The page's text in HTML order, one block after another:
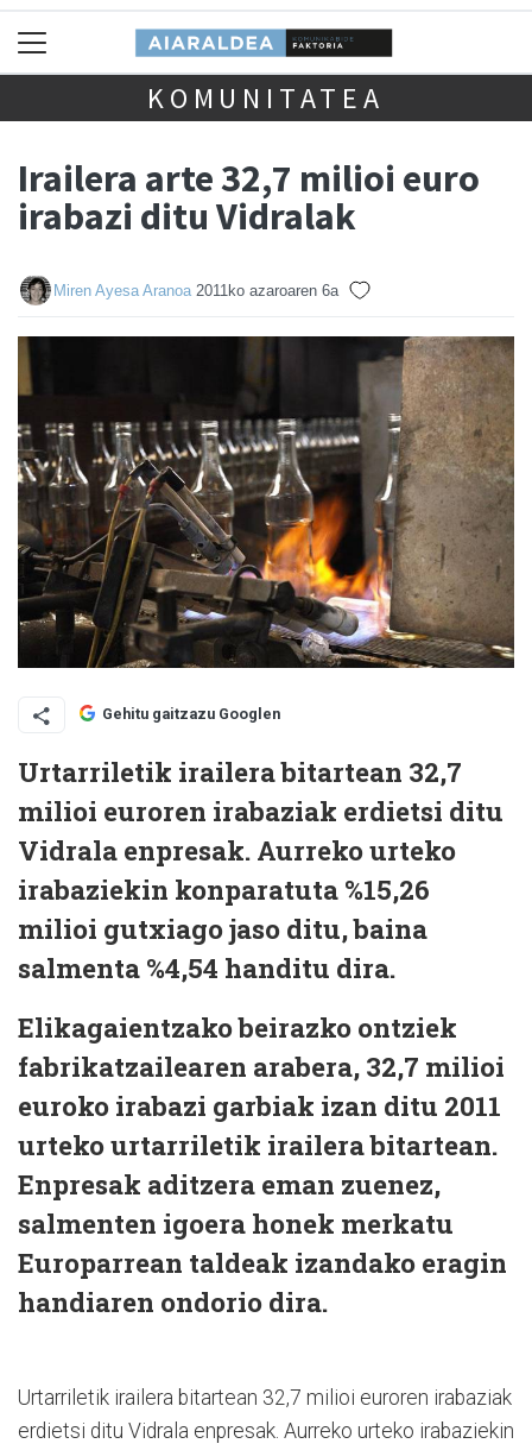
KOMUNITATEA
Irailera arte 32,7 milioi euro
irabazi ditu Vidralak
Miren Ayesa Aranoa 2011ko azaroaren 6a
Gehitu gaitzazu Googlen
Urtarriletik irailera bitartean 32,7
milioi euroren irabaziak erdietsi ditu
Vidrala enpresak. Aurreko urteko
irabaziekin konparatuta %15,26
milioi gutxiago jaso ditu, baina
salmenta %4,54 handitu dira.
Elikagaientzako beirazko ontziek
fabrikatzailearen arabera, 32,7 milioi
euroko irabazi garbiak izan ditu 2011
urteko urtarriletik irailera bitartean.
Enpresak aditzera eman zuenez,
salmenten igoera honek merkatu
Europarrean taldeak izandako eragin
handiaren ondorio dira.
Urtarriletik irailera bitartean 32,7 milioi euroren irabaziak
erdietsi ditu Vidrala enpresak. Aurreko urteko irabaziekin